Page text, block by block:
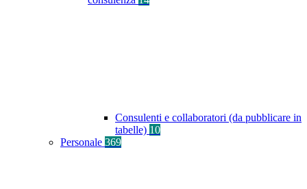
Consulenti e collaboratori (da pubblicare in
tabelle) 10
Personale 369